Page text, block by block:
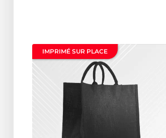
IMPRIMÉ SUR PLACE